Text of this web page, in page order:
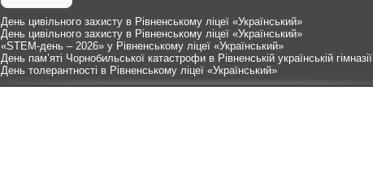
День цивільного захисту в Рівненському ліцеї «Український»
День цивільного захисту в Рівненському ліцеї «Український»
«STEM-день – 2026» у Рівненському ліцеї «Український»
День пам’яті Чорнобильської катастрофи в Рівненській українській гімназії
День толерантності в Рівненському ліцеї «Український»